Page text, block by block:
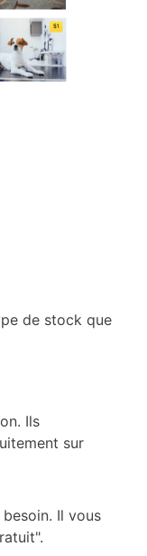
de stock que
Ils
sur
Il vous